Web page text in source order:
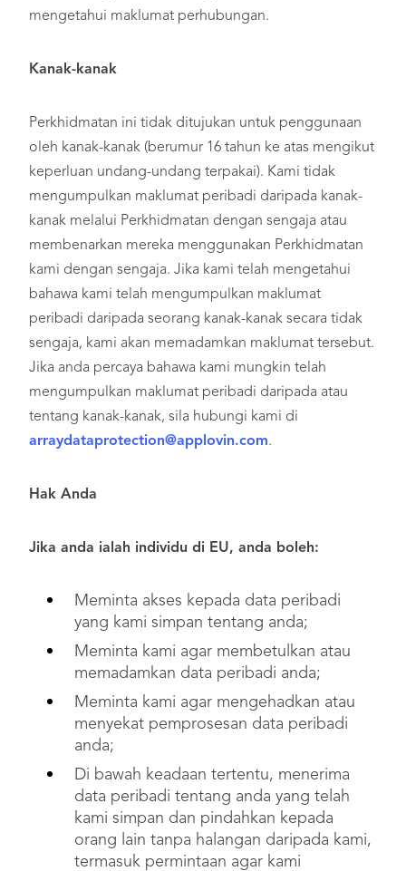
mengetahui maklumat perhubungan.
Kanak-kanak
Perkhidmatan ini tidak ditujukan untuk penggunaan
oleh kanak-kanak (berumur 16 tahun ke atas mengikut
keperluan undang-undang terpakai). Kami tidak
mengumpulkan maklumat peribadi daripada kanak-
kanak melalui Perkhidmatan dengan sengaja atau
membenarkan mereka menggunakan Perkhidmatan
kami dengan sengaja. Jika kami telah mengetahui
bahawa kami telah mengumpulkan maklumat
peribadi daripada seorang kanak-kanak secara tidak
sengaja, kami akan memadamkan maklumat tersebut.
Jika anda percaya bahawa kami mungkin telah
mengumpulkan maklumat peribadi daripada atau
tentang kanak-kanak, sila hubungi kami di
arraydataprotection@applovin.com.
Hak Anda
Jika anda ialah individu di EU, anda boleh:
Meminta akses kepada data peribadi
yang kami simpan tentang anda;
Meminta kami agar membetulkan atau
memadamkan data peribadi anda;
Meminta kami agar mengehadkan atau
menyekat pemprosesan data peribadi
anda;
Di bawah keadaan tertentu, menerima
data peribadi tentang anda yang telah
kami simpan dan pindahkan kepada
orang lain tanpa halangan daripada kami,
termasuk permintaan agar kami